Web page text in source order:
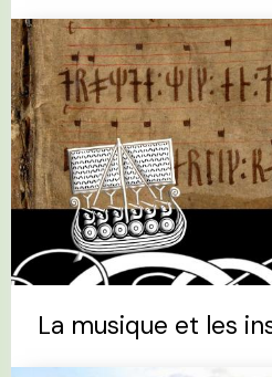
La musique et les